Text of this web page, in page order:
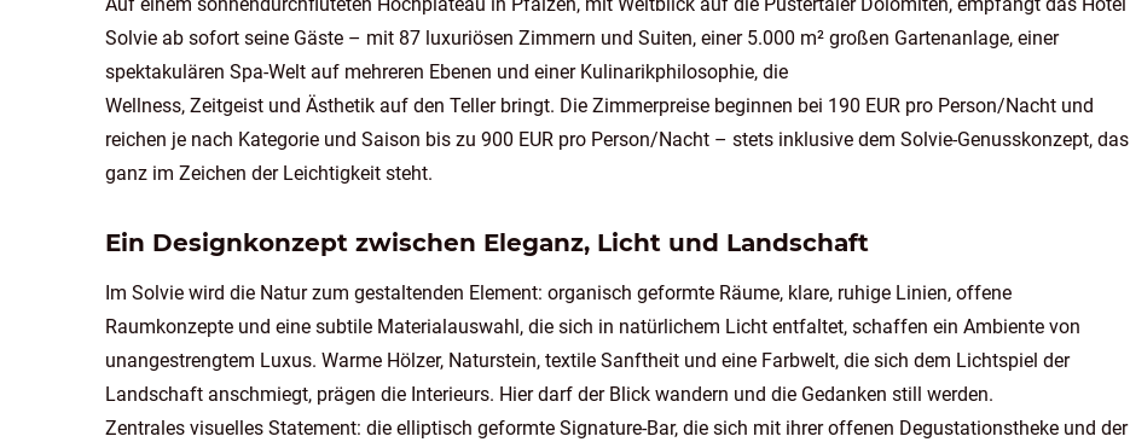
Solvie ab sofort seine Gäste – mit 87 luxuriösen Zimmern und Suiten, einer 5.000 m² großen Gartenanlage, einer
spektakulären Spa-Welt auf mehreren Ebenen und einer Kulinarikphilosophie, die
Wellness, Zeitgeist und Ästhetik auf den Teller bringt. Die Zimmerpreise beginnen bei 190 EUR pro Person/Nacht und
reichen je nach Kategorie und Saison bis zu 900 EUR pro Person/Nacht – stets inklusive dem Solvie-Genusskonzept, das
ganz im Zeichen der Leichtigkeit steht.
Ein Designkonzept zwischen Eleganz, Licht und Landschaft
Im Solvie wird die Natur zum gestaltenden Element: organisch geformte Räume, klare, ruhige Linien, offene
Raumkonzepte und eine subtile Materialauswahl, die sich in natürlichem Licht entfaltet, schaffen ein Ambiente von
unangestrengtem Luxus. Warme Hölzer, Naturstein, textile Sanftheit und eine Farbwelt, die sich dem Lichtspiel der
Landschaft anschmiegt, prägen die Interieurs. Hier darf der Blick wandern und die Gedanken still werden.
Zentrales visuelles Statement: die elliptisch geformte Signature-Bar, die sich mit ihrer offenen Degustationstheke und der